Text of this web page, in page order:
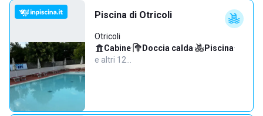
Piscina di Otricoli
Otricoli
Cabine· Doccia calda· Piscina·
e altri 12…